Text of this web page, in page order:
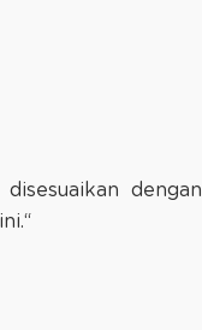
dengan